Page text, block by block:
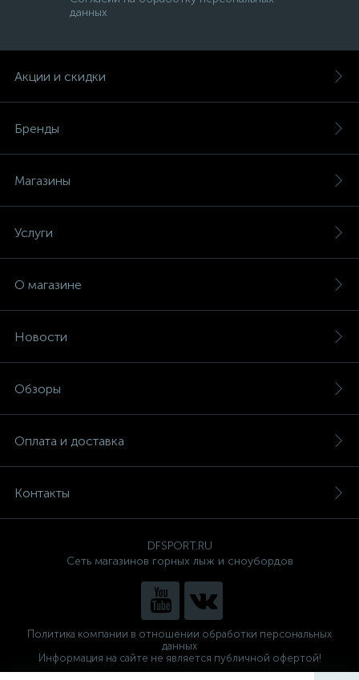
данных
Акции и скидки
Бренды
Магазины
Услуги
О магазине
Новости
Обзоры
Оплата и доставка
Контакты
DFSPORT.RU
Сеть магазинов горных лыж и сноубордов
Политика компании в отношении обработки персональных
данных
Информация на сайте не является публичной офертой!